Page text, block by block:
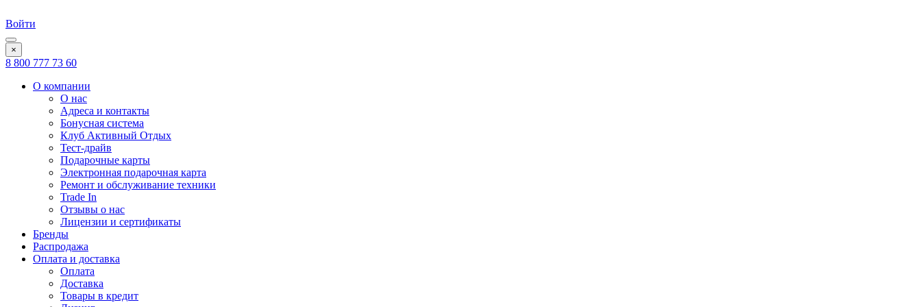
Войти
×
8 800 777 73 60
О компании
О нас
Адреса и контакты
Бонусная система
Клуб Активный Отдых
Тест-драйв
Подарочные карты
Электронная подарочная карта
Ремонт и обслуживание техники
Trade In
Отзывы о нас
Лицензии и сертификаты
Бренды
Распродажа
Оплата и доставка
Оплата
Доставка
Товары в кредит